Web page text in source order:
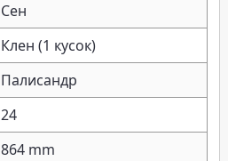
Сен
Клен (1 кусок)
Палисандр
24
864 mm